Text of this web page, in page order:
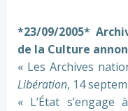
*23/09/2005*
de la Culture
« Les Archives
Libération, 14
« L’État s’engage